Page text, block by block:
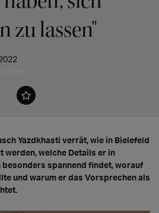
zu lassen"
Yazdkhasti verrät, wie in Bielefeld
werden, welche Details er in
spannend findet, worauf
und warum er das Vorsprechen als